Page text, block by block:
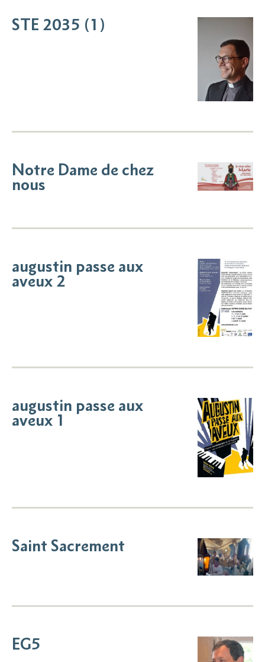
STE 2035 (1)
Notre Dame de chez
nous
augustin passe aux
aveux 2
augustin passe aux
aveux 1
Saint Sacrement
EG5